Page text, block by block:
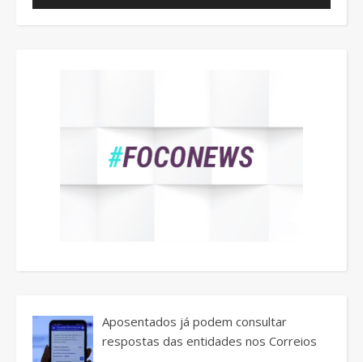
Aposentados já podem consultar
respostas das entidades nos Correios